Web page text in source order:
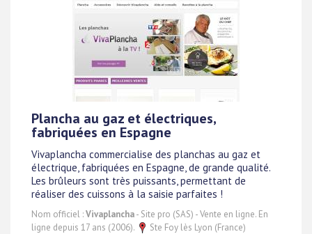
Plancha au gaz et électriques,
fabriquées en Espagne
Vivaplancha commercialise des planchas au gaz et
électrique, fabriquées en Espagne, de grande qualité.
Les brûleurs sont très puissants, permettant de
réaliser des cuissons à la saisie parfaites !
Nom officiel :Vivaplancha- Site pro (SAS) - Vente en ligne. En
ligne depuis 17 ans (2006).
Ste Foy lès Lyon (France)